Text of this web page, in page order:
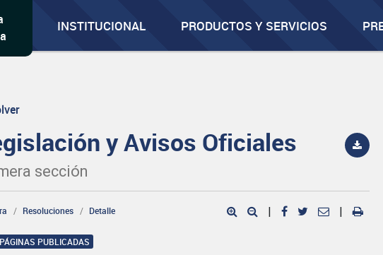
INSTITUCIONAL PRODUCTOS Y SERVICIOS
y Avisos Oficiales
sección
Resoluciones Detalle | |
PUBLICADAS